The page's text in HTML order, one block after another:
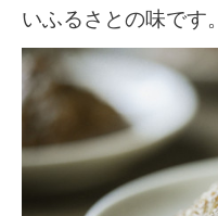
いふるさとの味です。